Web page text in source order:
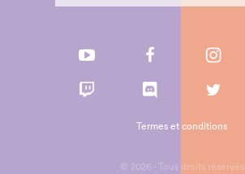
© 2026 - Tous droits réservés
Termes et conditions